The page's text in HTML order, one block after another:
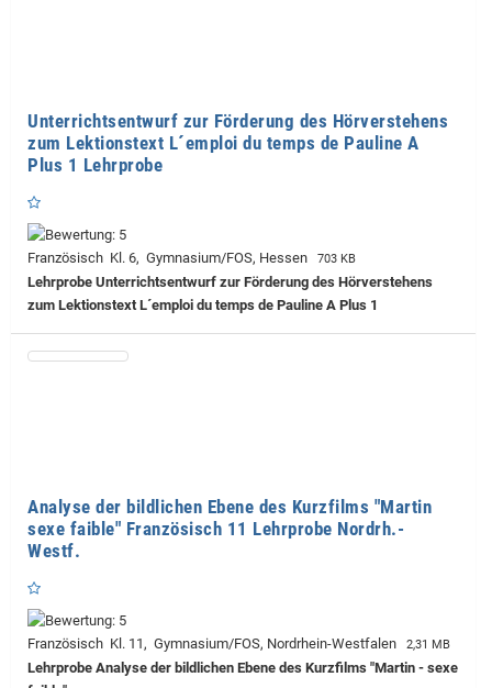
Unterrichtsentwurf zur Förderung des Hörverstehens
zum Lektionstext L´emploi du temps de Pauline A
Plus 1 Lehrprobe
Französisch Kl. 6, Gymnasium/FOS, Hessen 703 KB
Lehrprobe Unterrichtsentwurf zur Förderung des Hörverstehens
zum Lektionstext L´emploi du temps de Pauline A Plus 1
Analyse der bildlichen Ebene des Kurzfilms "Martin
sexe faible" Französisch 11 Lehrprobe Nordrh.-
Westf.
Französisch Kl. 11, Gymnasium/FOS, Nordrhein-Westfalen 2,31 MB
Lehrprobe Analyse der bildlichen Ebene des Kurzfilms "Martin - sexe